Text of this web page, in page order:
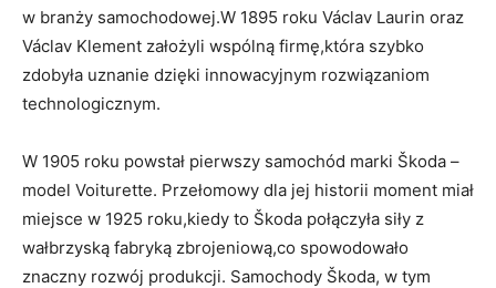
w branży ⁣samochodowej.W 1895 roku Václav Laurin‍ oraz
Václav Klement‍ założyli wspólną firmę,która szybko
⁣zdobyła uznanie dzięki innowacyjnym rozwiązaniom
technologicznym.
W 1905 roku‍ powstał pierwszy samochód marki Škoda –
model Voiturette. Przełomowy dla jej historii moment miał
miejsce w 1925​ roku,kiedy to Škoda połączyła siły z
‍wałbrzyską fabryką zbrojeniową,co spowodowało
znaczny rozwój produkcji. Samochody Škoda, w tym